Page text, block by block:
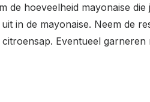
hoeveelheid mayonaise
in de mayonaise. Neem de
Eventueel